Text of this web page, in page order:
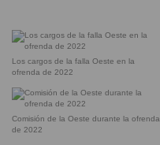
Los cargos de la falla Oeste en la
ofrenda de 2022
Comisión de la Oeste durante la ofrenda
de 2022